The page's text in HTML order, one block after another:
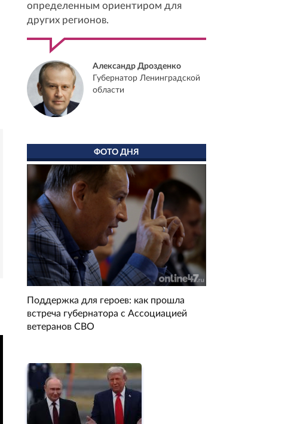
определенным ориентиром для
других регионов.
Александр Дрозденко
Губернатор Ленинградской
области
ФОТО ДНЯ
Поддержка для героев: как прошла
встреча губернатора с Ассоциацией
ветеранов СВО